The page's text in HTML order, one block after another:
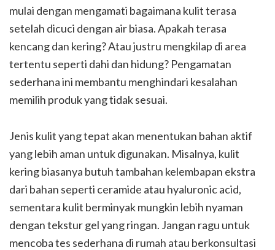
mulai dengan mengamati bagaimana kulit terasa
setelah dicuci dengan air biasa. Apakah terasa
kencang dan kering? Atau justru mengkilap di area
tertentu seperti dahi dan hidung? Pengamatan
sederhana ini membantu menghindari kesalahan
memilih produk yang tidak sesuai.
Jenis kulit yang tepat akan menentukan bahan aktif
yang lebih aman untuk digunakan. Misalnya, kulit
kering biasanya butuh tambahan kelembapan ekstra
dari bahan seperti ceramide atau hyaluronic acid,
sementara kulit berminyak mungkin lebih nyaman
dengan tekstur gel yang ringan. Jangan ragu untuk
mencoba tes sederhana di rumah atau berkonsultasi